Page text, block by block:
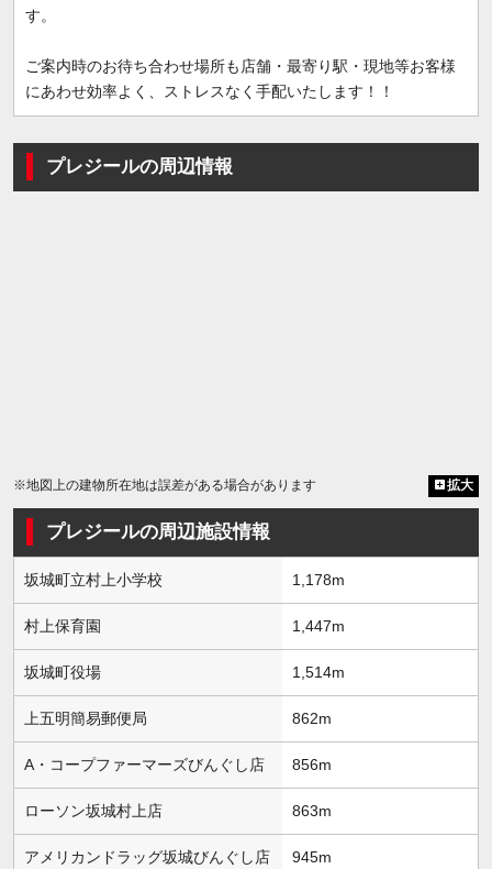
す。
ご案内時のお待ち合わせ場所も店舗・最寄り駅・現地等お客様
にあわせ効率よく、ストレスなく手配いたします！！
プレジールの周辺情報
※地図上の建物所在地は誤差がある場合があります 拡大
プレジールの周辺施設情報
坂城町立村上小学校 1,178m
村上保育園 1,447m
坂城町役場 1,514m
上五明簡易郵便局 862m
A・コープファーマーズびんぐし店 856m
ローソン坂城村上店 863m
アメリカンドラッグ坂城びんぐし店 945m